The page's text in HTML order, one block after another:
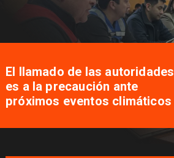
El llamado de las autoridades
es a la precaución ante
próximos eventos climáticos